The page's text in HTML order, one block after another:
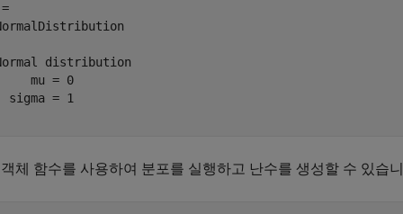
distribution
mu = 0
sigma = 1
체 함수를 사용하여 분포를 실행하고 난수를 생성할 수 있습